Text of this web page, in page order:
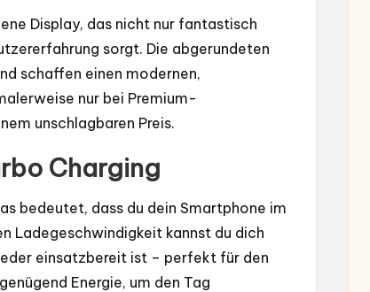
Display, das nicht nur fantastisch
sorgt. Die abgerundeten
schaffen einen modernen,
nur bei Premium-
unschlagbaren Preis.
Charging
bedeutet, dass du dein Smartphone im
Ladegeschwindigkeit kannst du dich
einsatzbereit ist – perfekt für den
Energie, um den Tag